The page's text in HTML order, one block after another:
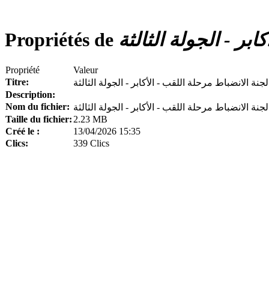
Propriétés de - الجولة الثالثة
Propriété
Valeur
Titre:
الانضباط مرحلة اللقب - الأكابر - الجولة الثالثة
Description:
Nom du fichier:
Taille du fichier: 2.23 MB
Créé le :
13/04/2026 15:35
Clics:
339 Clics